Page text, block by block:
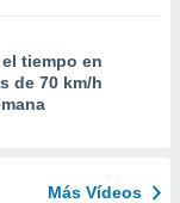
tiempo en
de 70 km/h
Más Vídeos